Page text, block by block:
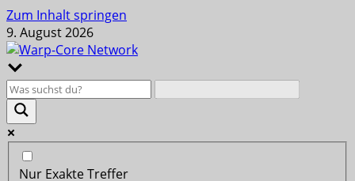
Zum Inhalt springen
9. August 2026
Nur Exakte Treffer